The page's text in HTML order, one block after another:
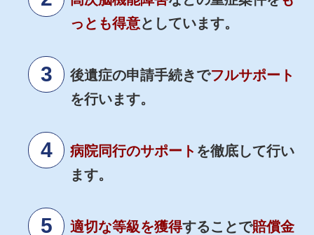
っとも得意としています。
後遺症の申請手続きでフルサポート
を行います。
病院同行のサポート を徹底して行い
ます。
適切な等級を獲得することで賠償金